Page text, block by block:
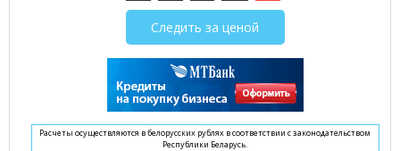
Следить за ценой
Расчеты осуществляются в белорусских рублях в соответствии с законодательством
Республики Беларусь.